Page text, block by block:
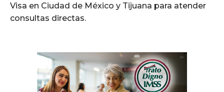
Visa en Ciudad de México y Tijuana para atender
consultas directas.